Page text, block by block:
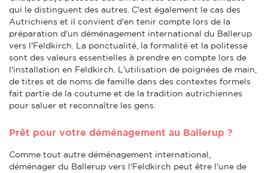
qui le distinguent des autres. C'est également le cas des
Autrichiens et il convient d'en tenir compte lors de la
préparation d'un déménagement international du Ballerup
vers l'Feldkirch. La ponctualité, la formalité et la politesse
sont des valeurs essentielles à prendre en compte lors de
l'installation en Feldkirch. L'utilisation de poignées de main,
de titres et de noms de famille dans des contextes formels
fait partie de la coutume et de la tradition autrichiennes
pour saluer et reconnaître les gens.
Prêt pour votre déménagement au Ballerup ?
Comme tout autre déménagement international,
déménager du Ballerup vers l'Feldkirch peut être l'une de